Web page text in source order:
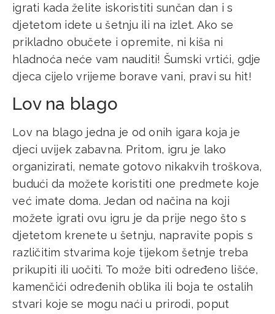
igrati kada želite iskoristiti sunčan dan i s
djetetom idete u šetnju ili na izlet. Ako se
prikladno obučete i opremite, ni kiša ni
hladnoća neće vam nauditi! Šumski vrtići, gdje
djeca cijelo vrijeme borave vani, pravi su hit!
Lov na blago
Lov na blago jedna je od onih igara koja je
djeci uvijek zabavna. Pritom, igru je lako
organizirati, nemate gotovo nikakvih troškova,
budući da možete koristiti one predmete koje
već imate doma. Jedan od načina na koji
možete igrati ovu igru je da prije nego što s
djetetom krenete u šetnju, napravite popis s
različitim stvarima koje tijekom šetnje treba
prikupiti ili uočiti. To može biti određeno lišće,
kamenčići određenih oblika ili boja te ostalih
stvari koje se mogu naći u prirodi, poput